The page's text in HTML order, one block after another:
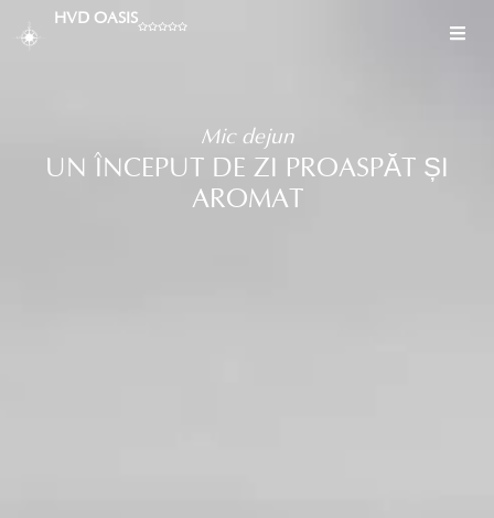
HVD OASIS
Mic dejun
UN ÎNCEPUT DE ZI PROASPĂT ȘI
AROMAT